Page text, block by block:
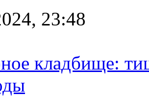
23:48
кладбище: